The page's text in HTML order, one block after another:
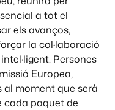
a tot el
els avanços,
la col·laboració
Persones
Europea,
moment que serà
cada paquet de